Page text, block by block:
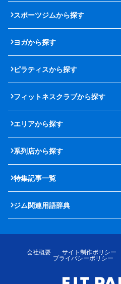
スポーツジムから探す
ヨガから探す
ピラティスから探す
フィットネスクラブから探す
エリアから探す
系列店から探す
特集記事一覧
ジム関連用語辞典
会社概要 サイト制作ポリシー
プライバシーポリシー